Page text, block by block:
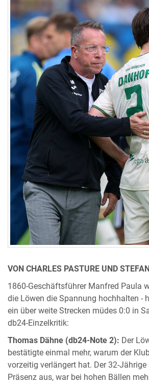
VON CHARLES PASTURE UND
1860-Geschäftsführer Manfred Paula
die Löwen die Spannung hochhalten -
ein über weite Strecken müdes 0:0 in
db24-Einzelkritik:
Thomas Dähne (db24-Note 2): Der
bestätigte einmal mehr, warum der
vorzeitig verlängert hat. Der 32-Jährige
Präsenz aus, war bei hohen Bällen